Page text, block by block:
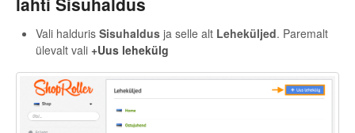
Vali halduris Sisuhaldus ja selle alt Leheküljed. Paremalt
ülevalt vali +Uus lehekülg